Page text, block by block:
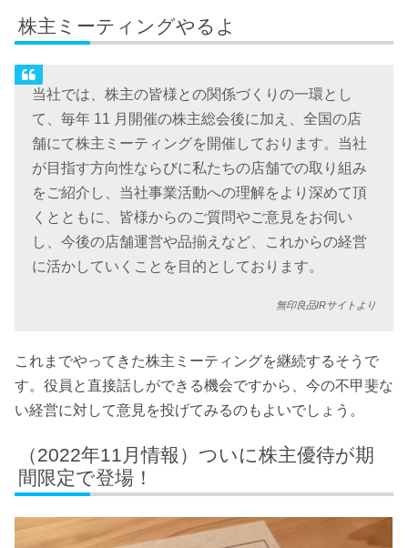
株主ミーティングやるよ
当社では、株主の皆様との関係づくりの一環とし
て、毎年 11 月開催の株主総会後に加え、全国の店
舗にて株主ミーティングを開催しております。当社
が目指す方向性ならびに私たちの店舗での取り組み
をご紹介し、当社事業活動への理解をより深めて頂
くとともに、皆様からのご質問やご意見をお伺い
し、今後の店舗運営や品揃えなど、これからの経営
に活かしていくことを目的としております。
無印良品IRサイトより
これまでやってきた株主ミーティングを継続するそうで
す。役員と直接話しができる機会ですから、今の不甲斐な
い経営に対して意見を投げてみるのもよいでしょう。
（2022年11月情報）ついに株主優待が期
間限定で登場！